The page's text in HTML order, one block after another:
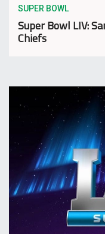
SUPER BOWL
Super Bowl LIV:
Chiefs